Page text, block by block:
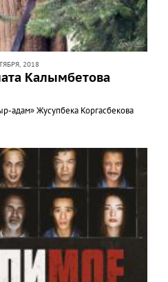
2018
Калымбетова
адам» Жусупбека Коргасбекова